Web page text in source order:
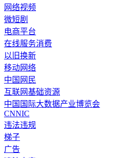
网络视频
微短剧
电商平台
在线服务消费
以旧换新
移动网络
中国网民
互联网基础资源
中国国际大数据产业博览会
CNNIC
违法违规
梯子
广告